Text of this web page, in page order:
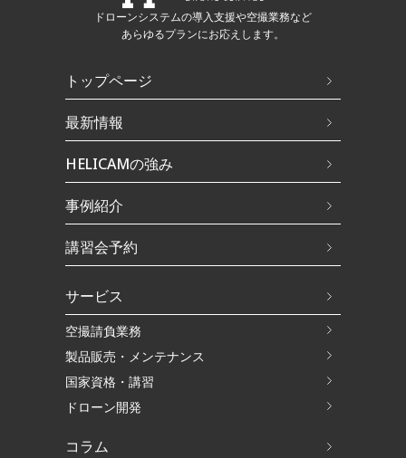
ドローンシステムの導入支援や空撮業務など
あらゆるプランにお応えします。
トップページ
最新情報
HELICAMの強み
事例紹介
講習会予約
サービス
空撮請負業務
製品販売・メンテナンス
国家資格・講習
ドローン開発
コラム